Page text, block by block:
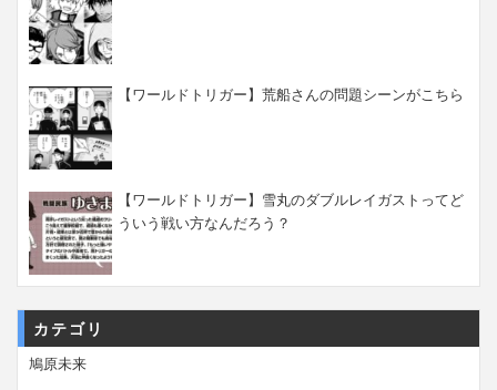
【ワールドトリガー】荒船さんの問題シーンがこちら
【ワールドトリガー】雪丸のダブルレイガストってど
ういう戦い方なんだろう？
カテゴリ
鳩原未来